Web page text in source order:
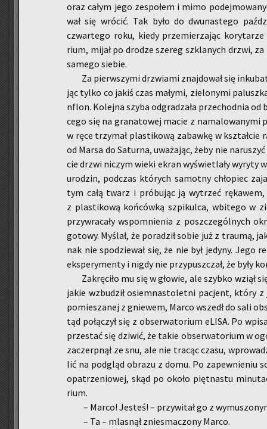
oraz całym jego ze­spo­łem i mimo
wał się wró­cić. Tak było do dwu­na­ste­go
czwar­te­go roku, kiedy prze­mie­rza­jąc
rium, mijał po dro­dze sze­reg szkla­nych drzwi,
sa­me­go sie­bie.
Za pierw­szy­mi drzwia­mi znaj­do­wał się
jąc tylko co jakiś czas ma­ły­mi, zie­lo­ny­mi
nflon. Ko­lej­na szyba od­gra­dza­ła prze­chod­nia
ce­go się na gra­na­to­wej macie z na­ma­lo­wa­ny­mi
w ręce trzy­mał pla­sti­ko­wą za­baw­kę w
od Marsa do Sa­tur­na, uwa­ża­jąc, żeby nie
cie drzwi ni­czym wieki ekran wy­świe­tla­ły wy­ry­ty
uro­dzin, pod­czas któ­rych sa­mot­ny chło­piec
tym całą twarz i pró­bu­jąc ją wy­trzeć
z pla­sti­ko­wą koń­ców­ką szpi­kul­ca, wbi­te­go w
przy­wra­ca­ły wspo­mnie­nia z po­szcze­gól­nych
go­to­wy. My­ślał, że po­ra­dził sobie już z trau­mą,
nak nie spo­dzie­wał się, że nie był je­dy­ny. Jego
eks­pe­ry­men­ty i nigdy nie przy­pusz­czał, że były
Za­krę­ci­ło mu się w gło­wie, ale szyb­ko wziął
jakie wzbu­dził osiem­na­sto­let­ni pa­cjent, który
po­mie­sza­nej z gnie­wem, Marco wszedł do sali
tąd po­łą­czył się z ob­ser­wa­to­rium eLISA. Po
prze­stać się dzi­wić, że takie ob­ser­wa­to­rium w
za­czerp­nął ze snu, ale nie tra­cąc czasu,
lić na pod­gląd ob­ra­zu z domu. Po za­pew­nie­niu
opa­trze­nio­wej, skąd po około pięt­na­stu
rium.
– Marco! Je­steś! – przy­wi­tał go z
– Ta – mla­snął znie­sma­czo­ny Marco.